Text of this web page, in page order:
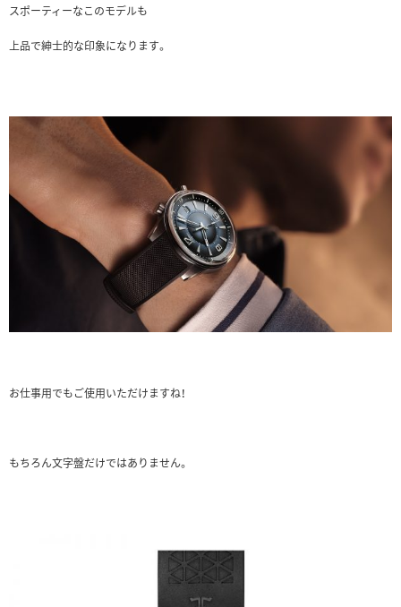
スポーティーなこのモデルも
上品で紳士的な印象になります。
お仕事用でもご使用いただけますね！
もちろん文字盤だけではありません。